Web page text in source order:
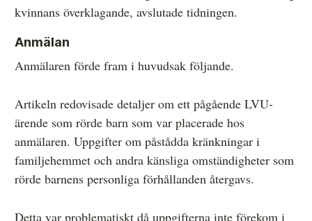
kvinnans överklagande, avslutade tidningen.
Anmälan
Anmälaren förde fram i huvudsak följande.
Artikeln redovisade detaljer om ett pågående LVU-
ärende som rörde barn som var placerade hos
anmälaren. Uppgifter om påstådda kränkningar i
familjehemmet och andra känsliga omständigheter som
rörde barnens personliga förhållanden återgavs.
Detta var problematiskt då uppgifterna inte förekom i